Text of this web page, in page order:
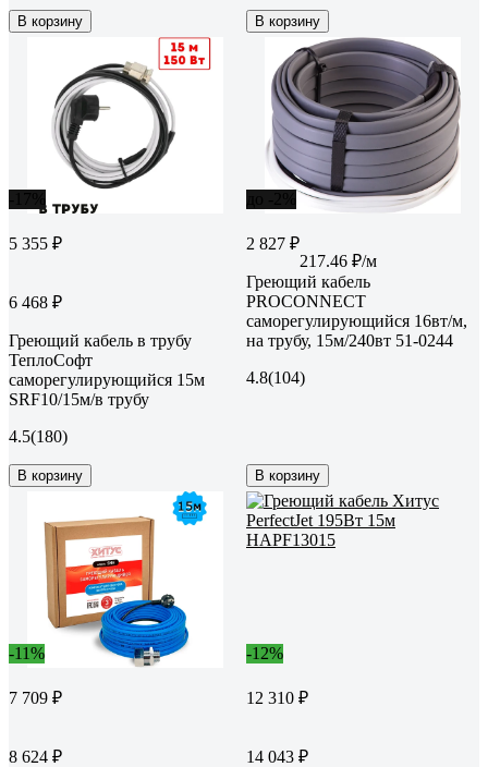
В корзину В корзину
5 355 ₽
6 468 ₽
Греющий кабель в трубу
ТеплоСофт
саморегулирующийся 15м
SRF10/15м/в трубу
4.5(180)
В корзину
2 827 ₽
217.46 ₽/м
Греющий кабель
PROCONNECT
саморегулирующийся 16вт/м,
на трубу, 15м/240вт 51-0244
4.8(104)
В корзину
-11%
7 709 ₽
8 624 ₽
-12%
12 310 ₽
14 043 ₽